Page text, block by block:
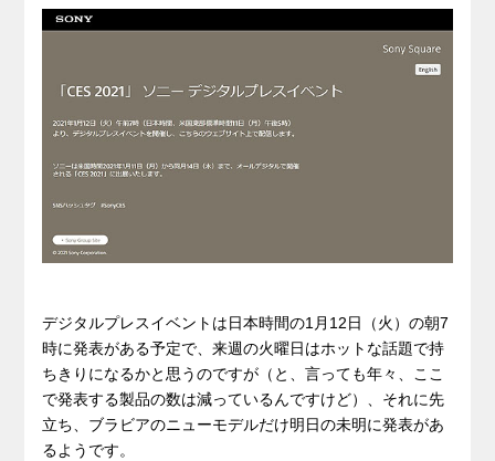
デジタルプレスイベントは日本時間の1月12日（火）の朝7
時に発表がある予定で、来週の火曜日はホットな話題で持
ちきりになるかと思うのですが（と、言っても年々、ここ
で発表する製品の数は減っているんですけど）、それに先
立ち、ブラビアのニューモデルだけ明日の未明に発表があ
るようです。